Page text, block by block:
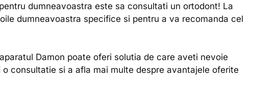
dumneavoastra este sa consultati un ortodont! La
dumneavoastra specifice si pentru a va recomanda cel
Damon poate oferi solutia de care aveti nevoie
consultatie si a afla mai multe despre avantajele oferite